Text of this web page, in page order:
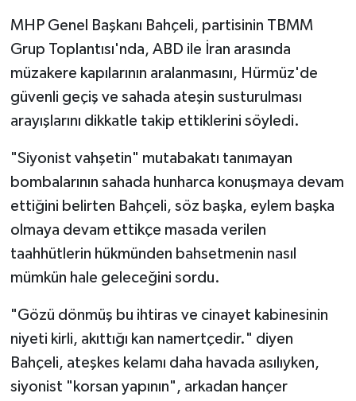
MHP Genel Başkanı Bahçeli, partisinin TBMM
Grup Toplantısı'nda, ABD ile İran arasında
müzakere kapılarının aralanmasını, Hürmüz'de
güvenli geçiş ve sahada ateşin susturulması
arayışlarını dikkatle takip ettiklerini söyledi.
"Siyonist vahşetin" mutabakatı tanımayan
bombalarının sahada hunharca konuşmaya devam
ettiğini belirten Bahçeli, söz başka, eylem başka
olmaya devam ettikçe masada verilen
taahhütlerin hükmünden bahsetmenin nasıl
mümkün hale geleceğini sordu.
"Gözü dönmüş bu ihtiras ve cinayet kabinesinin
niyeti kirli, akıttığı kan namertçedir." diyen
Bahçeli, ateşkes kelamı daha havada asılıyken,
siyonist "korsan yapının", arkadan hançer